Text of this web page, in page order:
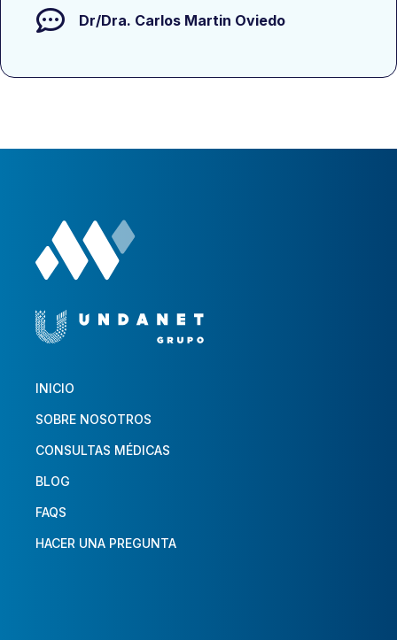
Dr/Dra. Carlos Martin Oviedo
INICIO
SOBRE NOSOTROS
CONSULTAS MÉDICAS
BLOG
FAQS
HACER UNA PREGUNTA